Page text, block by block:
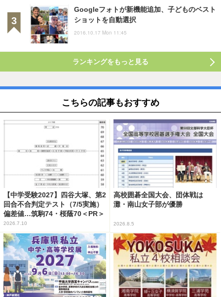
Googleフォトが新機能追加、子どものベスト
ショットを自動選択
2016.10.17 Mon 11:45
ランキングをもっと見る
こちらの記事もおすすめ
【中学受験2027】四谷大塚、第2
回合不合判定テスト（7/5実施）
偏差値…筑駒74・桜蔭70＜PR＞
2026.7.10
高校囲碁全国大会、団体戦は
灘・南山女子部が優勝
2026.8.5